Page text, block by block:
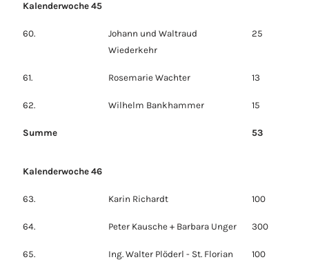
Kalenderwoche 45
60.
Johann und Waltraud
Wiederkehr
25
61. Rosemarie Wachter 13
62. Wilhelm Bankhammer 15
Summe 53
Kalenderwoche 46
63. Karin Richardt 100
64. Peter Kausche + Barbara Unger 300
65. Ing. Walter Plöderl - St. Florian 100